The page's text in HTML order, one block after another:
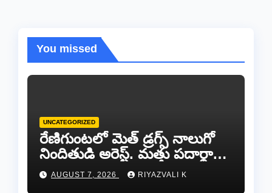
You missed
UNCATEGORIZED
రేణిగుంటలో మెత్ డ్రగ్స్ నాలుగో
నిందితుడి అరెస్ట్. మత్తు పదార్థాల
రాకెట్‌ను సమూలంగా అంతం
చేస్తాం!
AUGUST 7, 2026 RIYAZVALI K